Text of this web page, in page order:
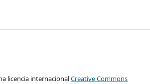
licencia internacionalCreative Commons